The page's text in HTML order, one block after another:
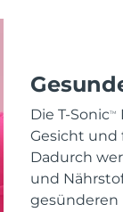
Die T-SonicTM
Gesicht und
Dadurch
und
gesünderen